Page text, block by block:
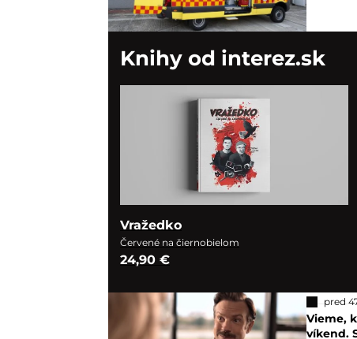
Knihy od interez.sk
Vražedko
Červené na čiernobielom
24,90 €
pred
Vieme,
víkend.